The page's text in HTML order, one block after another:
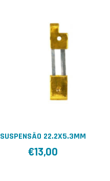
SUSPENSÃO 22.2X5.3MM
€13,00